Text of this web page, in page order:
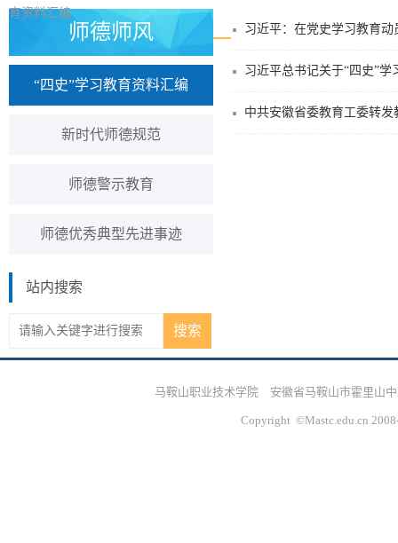
育资料汇编
师德师风
“四史”学习教育资料汇编
新时代师德规范
师德警示教育
师德优秀典型先进事迹
站内搜索
习近平：在党史学习教育动
习近平总书记关于“四史”学
马鞍山职业技术学院 安徽省马鞍山市霍里山
Copyright ©Mastc.edu.cn